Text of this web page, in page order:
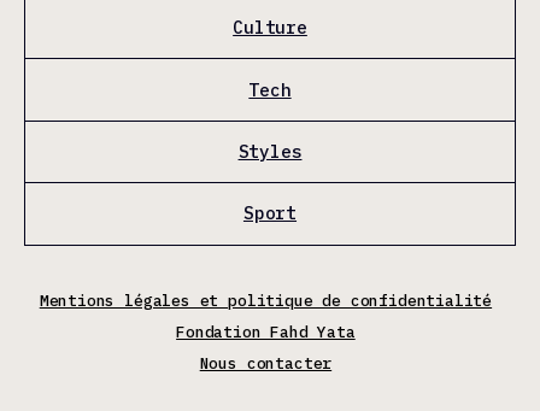
Culture
Tech
Styles
Sport
Mentions légales et politique de confidentialité
Fondation Fahd Yata
Nous contacter